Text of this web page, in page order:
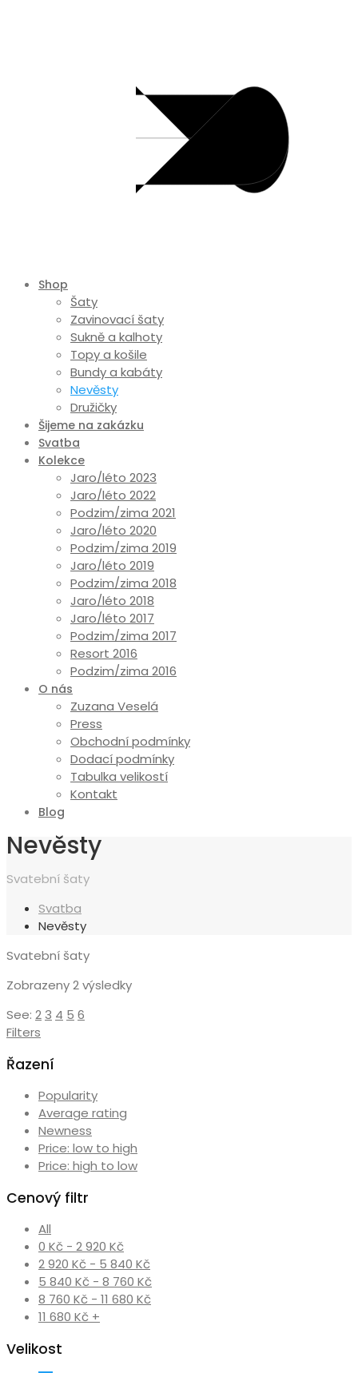
Shop
Šaty
Zavinovací šaty
Sukně a kalhoty
Topy a košile
Bundy a kabáty
Nevěsty
Družičky
Šijeme na zakázku
Svatba
Kolekce
Jaro/léto 2023
Jaro/léto 2022
Podzim/zima 2021
Jaro/léto 2020
Podzim/zima 2019
Jaro/léto 2019
Podzim/zima 2018
Jaro/léto 2018
Jaro/léto 2017
Podzim/zima 2017
Resort 2016
Podzim/zima 2016
O nás
Zuzana Veselá
Press
Obchodní podmínky
Dodací podmínky
Tabulka velikostí
Kontakt
Blog
Nevěsty
Svatební šaty
Svatba
Nevěsty
Svatební šaty
Zobrazeny 2 výsledkySeřazeno
See: 2 3 4 5 6
Filters
Řazení
Popularity
Average rating
Newness
Price: low to high
Price: high to low
Cenový filtr
All
0 Kč - 2 920 Kč
2 920 Kč - 5 840 Kč
5 840 Kč - 8 760 Kč
8 760 Kč - 11 680 Kč
11 680 Kč +
Velikost